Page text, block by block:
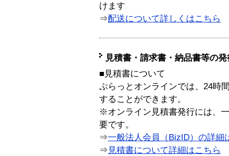
けます
⇒配送について詳しくはこちら
見積書・請求書・納品書等の
■見積書について
ぷらっとオンラインでは、24時
することができます。
※オンライン見積書発行には、
要です。
⇒一般法人会員（BizID）の詳細
⇒ 見積書について詳細はこちら